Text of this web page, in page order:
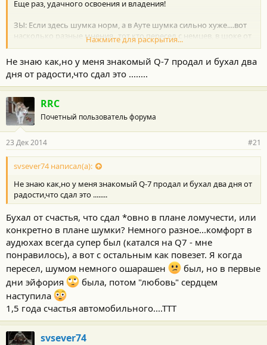
Еще раз, удачного освоения и владения!
ЗЫ: Если здесь шумка норм, а в Ауте шумка сильно хуже....вот
насколько разные мнения...тот кто пересел с немцев, в шоке от
ее отсутствия, а с аута, наоборот....
Нажмите для раскрытия...
Не знаю как,но у меня знакомый Q-7 продал и бухал два
дня от радости,что сдал это ........
RRC
Почетный пользователь форума
23 Дек 2014 #21
svsever74 написал(а):
Не знаю как,но у меня знакомый Q-7 продал и бухал два дня от
радости,что сдал это ........
Бухал от счастья, что сдал *овно в плане ломучести, или
конкретно в плане шумки? Немного разное...комфорт в
аудюхах всегда супер был (катался на Q7 - мне
понравилось), а вот с остальным как повезет. Я когда
пересел, шумом немного ошарашен
был, но в первые
дни эйфория
была, потом "любовь" сердцем
наступила
1,5 года счастья автомобильного....ТТТ
svsever74